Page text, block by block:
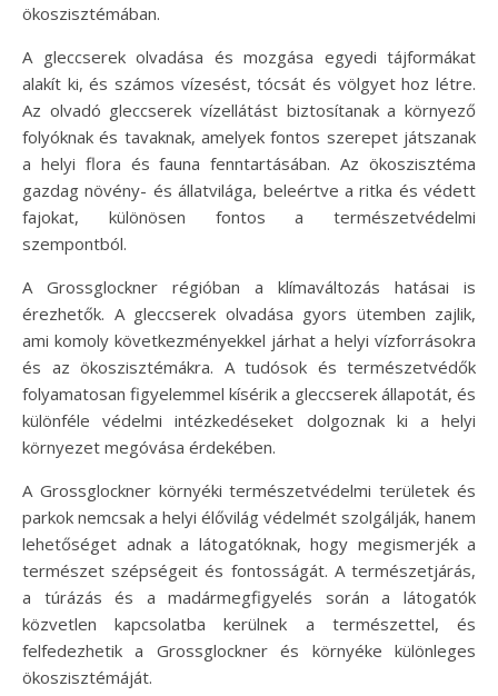
ökoszisztémában.
A gleccserek olvadása és mozgása egyedi tájformákat
alakít ki, és számos vízesést, tócsát és völgyet hoz létre.
Az olvadó gleccserek vízellátást biztosítanak a környező
folyóknak és tavaknak, amelyek fontos szerepet játszanak
a helyi flora és fauna fenntartásában. Az ökoszisztéma
gazdag növény- és állatvilága, beleértve a ritka és védett
fajokat, különösen fontos a természetvédelmi
szempontból.
A Grossglockner régióban a klímaváltozás hatásai is
érezhetők. A gleccserek olvadása gyors ütemben zajlik,
ami komoly következményekkel járhat a helyi vízforrásokra
és az ökoszisztémákra. A tudósok és természetvédők
folyamatosan figyelemmel kísérik a gleccserek állapotát, és
különféle védelmi intézkedéseket dolgoznak ki a helyi
környezet megóvása érdekében.
A Grossglockner környéki természetvédelmi területek és
parkok nemcsak a helyi élővilág védelmét szolgálják, hanem
lehetőséget adnak a látogatóknak, hogy megismerjék a
természet szépségeit és fontosságát. A természetjárás,
a túrázás és a madármegfigyelés során a látogatók
közvetlen kapcsolatba kerülnek a természettel, és
felfedezhetik a Grossglockner és környéke különleges
ökoszisztémáját.